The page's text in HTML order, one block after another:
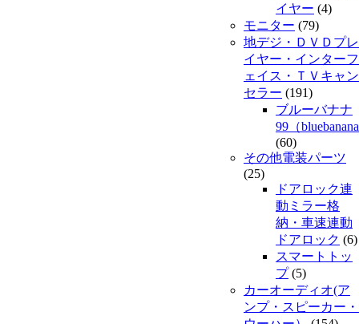
イヤー (4)
モニター (79)
地デジ・ＤＶＤプレ
イヤー・インターフ
ェイス・ＴＶキャン
セラー (191)
ブルーバナナ
99（
(60)
その他電装パーツ
(25)
ドアロック連
動ミラー格
納・車速連動
ドアロック (6)
スマートトッ
プ(5)
カーオーディオ(ア
ンプ・スピーカー・